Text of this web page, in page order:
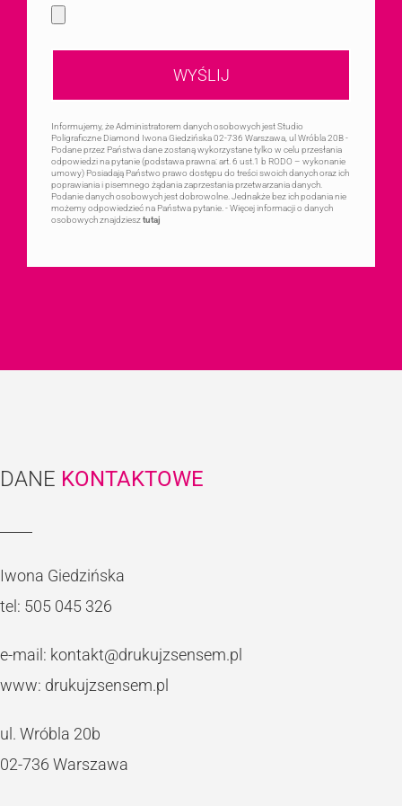
Informujemy, że Administratorem danych osobowych jest Studio
Poligraficzne Diamond Iwona Giedzińska 02-736 Warszawa, ul Wróbla 20B -
Podane przez Państwa dane zostaną wykorzystane tylko w celu przesłania
odpowiedzi na pytanie (podstawa prawna: art. 6 ust.1 b RODO – wykonanie
umowy) Posiadają Państwo prawo dostępu do treści swoich danych oraz ich
poprawiania i pisemnego żądania zaprzestania przetwarzania danych.
Podanie danych osobowych jest dobrowolne. Jednakże bez ich podania nie
możemy odpowiedzieć na Państwa pytanie. - Więcej informacji o danych
osobowych znajdziesztutaj
DANE KONTAKTOWE
Iwona Giedzińska
tel: 505 045 326
e-mail: kontakt@drukujzsensem.pl
www: drukujzsensem.pl
ul. Wróbla 20b
02-736 Warszawa